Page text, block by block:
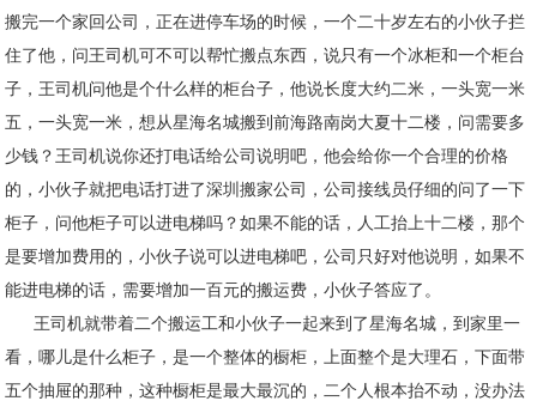
搬完一个家回公司，正在进停车场的时候，一个二十岁左右的小伙子拦
住了他，问王司机可不可以帮忙搬点东西，说只有一个冰柜和一个柜台
子，王司机问他是个什么样的柜台子，他说长度大约二米，一头宽一米
五，一头宽一米，想从星海名城搬到前海路南岗大夏十二楼，问需要多
少钱？王司机说你还打电话给公司说明吧，他会给你一个合理的价格
的，小伙子就把电话打进了深圳搬家公司，公司接线员仔细的问了一下
柜子，问他柜子可以进电梯吗？如果不能的话，人工抬上十二楼，那个
是要增加费用的，小伙子说可以进电梯吧，公司只好对他说明，如果不
能进电梯的话，需要增加一百元的搬运费，小伙子答应了。
王司机就带着二个搬运工和小伙子一起来到了星海名城，到家里一
看，哪儿是什么柜子，是一个整体的橱柜，上面整个是大理石，下面带
五个抽屉的那种，这种橱柜是最大最沉的，二个人根本抬不动，没办法